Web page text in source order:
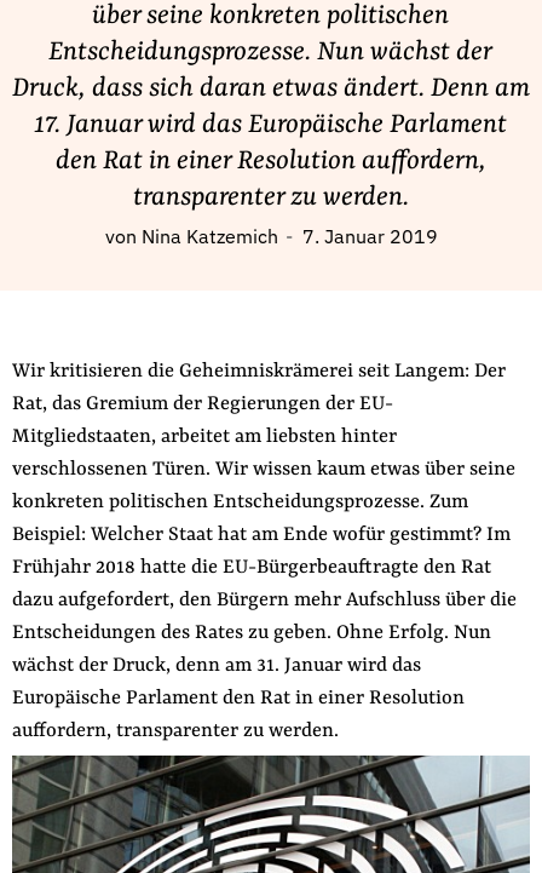
Macht der Digitalkonzerne
Spenden & Fördern
Fördermitglied werden
Jetzt Spenden
Newsletter
Appelle unterzeichnen
Impressum
Suche
auf
der
Website
Folge Uns
FacebookMastodon
BlueskyInstagram
YoutubeLinkedIn
Feed
über seine konkreten politischen
Entscheidungsprozesse. Nun wächst der
Druck, dass sich daran etwas ändert. Denn am
17. Januar wird das Europäische Parlament
den Rat in einer Resolution auffordern,
transparenter zu werden.
von Nina Katzemich 7. Januar 2019
Wir kritisieren die Geheimniskrämerei seit Langem: Der
Rat, das Gremium der Regierungen der EU-
Mitgliedstaaten, arbeitet am liebsten hinter
verschlossenen Türen. Wir wissen kaum etwas über seine
konkreten politischen Entscheidungsprozesse. Zum
Beispiel: Welcher Staat hat am Ende wofür gestimmt? Im
Frühjahr 2018 hatte die EU-Bürgerbeauftragte den Rat
dazu aufgefordert, den Bürgern mehr Aufschluss über die
Entscheidungen des Rates zu geben. Ohne Erfolg. Nun
wächst der Druck, denn am 31. Januar wird das
Europäische Parlament den Rat in einer Resolution
auffordern, transparenter zu werden.